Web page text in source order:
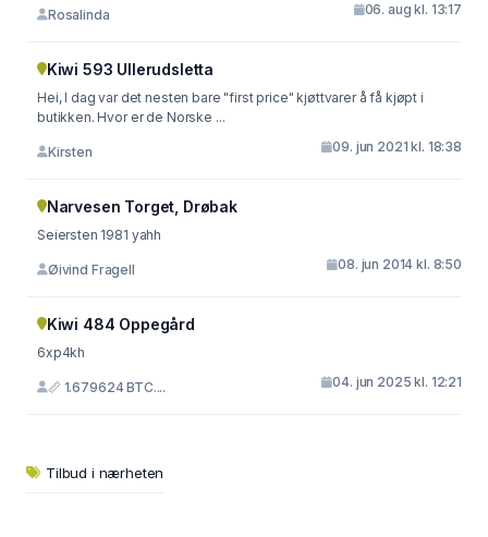
Rosalinda 06. aug kl. 13:17
Kiwi 593 Ullerudsletta
Hei, I dag var det nesten bare "first price" kjøttvarer å få kjøpt i
butikken. Hvor er de Norske ...
Kirsten 09. jun 2021 kl. 18:38
Narvesen Torget, Drøbak
Seiersten 1981 yahh
Øivind Fragell 08. jun 2014 kl. 8:50
Kiwi 484 Oppegård
6xp4kh
📏 1.679624 BTC.... 04. jun 2025 kl. 12:21
Tilbud i nærheten